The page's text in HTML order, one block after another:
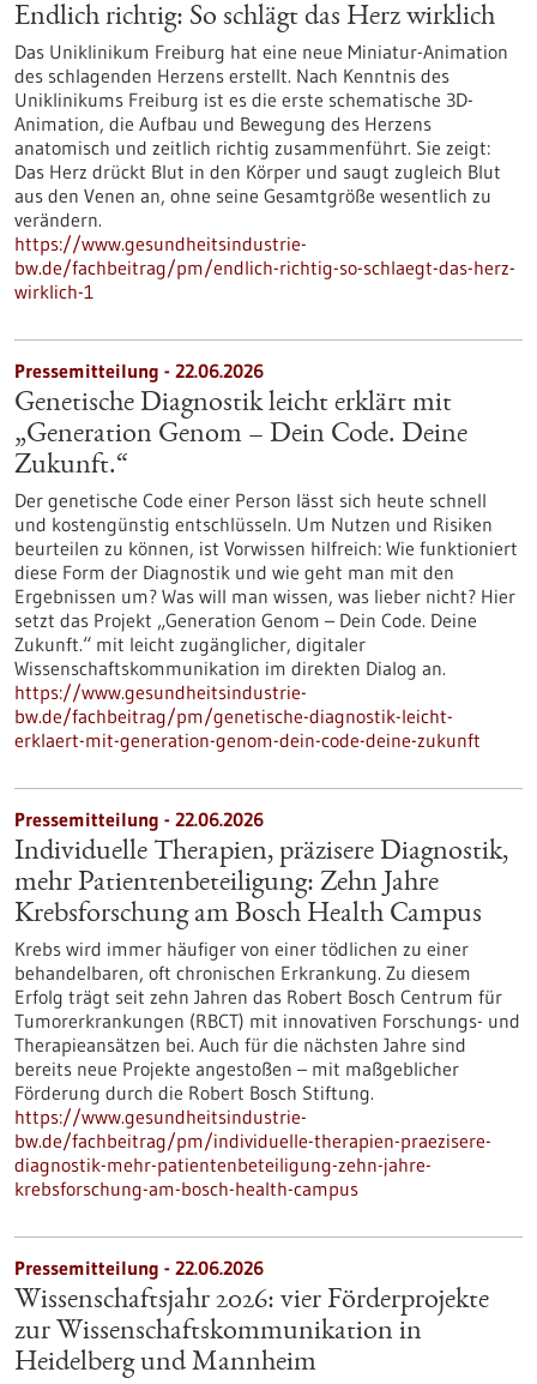
Endlich richtig: So schlägt das Herz wirklich
Das Uniklinikum Freiburg hat eine neue Miniatur-Animation
des schlagenden Herzens erstellt. Nach Kenntnis des
Uniklinikums Freiburg ist es die erste schematische 3D-
Animation, die Aufbau und Bewegung des Herzens
anatomisch und zeitlich richtig zusammenführt. Sie zeigt:
Das Herz drückt Blut in den Körper und saugt zugleich Blut
aus den Venen an, ohne seine Gesamtgröße wesentlich zu
verändern.
https://www.gesundheitsindustrie-
bw.de/fachbeitrag/pm/endlich-richtig-so-schlaegt-das-herz-
wirklich-1
Pressemitteilung - 22.06.2026
Genetische Diagnostik leicht erklärt mit
„Generation Genom – Dein Code. Deine
Zukunft.“
Der genetische Code einer Person lässt sich heute schnell
und kostengünstig entschlüsseln. Um Nutzen und Risiken
beurteilen zu können, ist Vorwissen hilfreich: Wie funktioniert
diese Form der Diagnostik und wie geht man mit den
Ergebnissen um? Was will man wissen, was lieber nicht? Hier
setzt das Projekt „Generation Genom – Dein Code. Deine
Zukunft.“ mit leicht zugänglicher, digitaler
Wissenschaftskommunikation im direkten Dialog an.
https://www.gesundheitsindustrie-
bw.de/fachbeitrag/pm/genetische-diagnostik-leicht-
erklaert-mit-generation-genom-dein-code-deine-zukunft
Pressemitteilung - 22.06.2026
Individuelle Therapien, präzisere Diagnostik,
mehr Patientenbeteiligung: Zehn Jahre
Krebsforschung am Bosch Health Campus
Krebs wird immer häufiger von einer tödlichen zu einer
behandelbaren, oft chronischen Erkrankung. Zu diesem
Erfolg trägt seit zehn Jahren das Robert Bosch Centrum für
Tumorerkrankungen (RBCT) mit innovativen Forschungs- und
Therapieansätzen bei. Auch für die nächsten Jahre sind
bereits neue Projekte angestoßen – mit maßgeblicher
Förderung durch die Robert Bosch Stiftung.
https://www.gesundheitsindustrie-
bw.de/fachbeitrag/pm/individuelle-therapien-praezisere-
diagnostik-mehr-patientenbeteiligung-zehn-jahre-
krebsforschung-am-bosch-health-campus
Pressemitteilung - 22.06.2026
Wissenschaftsjahr 2026: vier Förderprojekte
zur Wissenschaftskommunikation in
Heidelberg und Mannheim